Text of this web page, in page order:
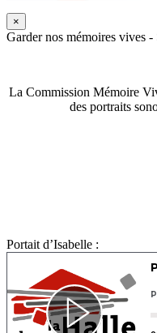
×
Garder nos mémoires vives -
La Commission Mémoire
des portraits
Portait d’Isabelle :